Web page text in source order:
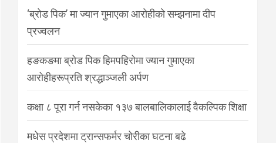
‘ब्रोड पिक’ मा ज्यान गुमाएका आरोहीको सम्झनामा दीप
प्रज्वलन
हङकङमा ब्रोड पिक हिमपहिरोमा ज्यान गुमाएका
आरोहीहरूप्रति श्रद्धाञ्जली अर्पण
कक्षा ८ पूरा गर्न नसकेका १३७ बालबालिकालाई वैकल्पिक शिक्षा
मधेस प्रदेशमा ट्रान्सफर्मर चोरीका घटना बढे